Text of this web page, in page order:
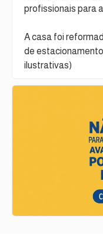
profissionais para
A casa foi
de
ilustrativas)